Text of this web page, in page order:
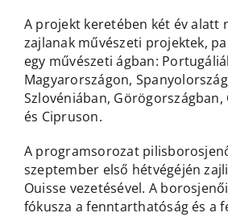
A projekt keretében két év alatt
zajlanak művészeti projektek,
egy művészeti ágban:
Magyarországon,
Szlovéniában, Görögországban,
és Cipruson.
A programsorozat
szeptember első hétvégéjén
Ouisse vezetésével. A
fókusza a fenntarthatóság és a